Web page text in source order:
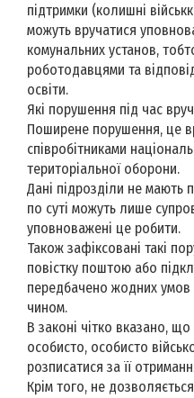
підтримки (колишні
можуть вручатися
комунальних установ,
роботодавцями та
освіти.
Які порушення під час
Поширене порушення, це
співробітниками
територіальної оборони.
Дані підрозділи не мають
по суті можуть лише
уповноважені це робити.
Також зафіксовані такі
повістку поштою або
передбачено жодних умов
чином.
В законі чітко вказано,
особисто, особисто
розписатися за її
Крім того, не